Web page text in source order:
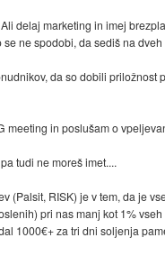
delaj marketing in imej
ne spodobi, da sediš na dveh
da so dobili
meeting in poslušam o
tudi ne moreš imet....
(Palsit, RISK) je v tem, da je
pri nas manj kot 1%
1000€+ za tri dni soljenja